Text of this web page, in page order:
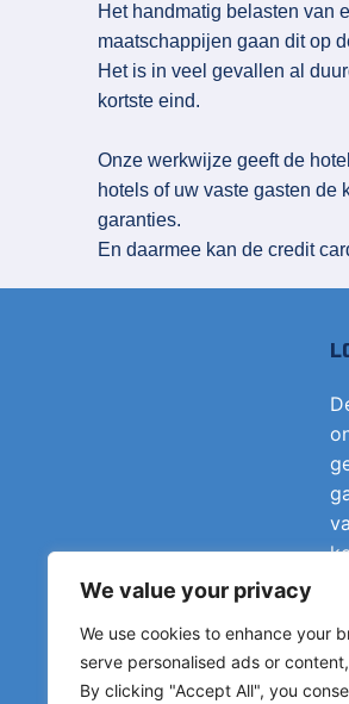
We value your privacy
We use cookies to enhance your
serve personalised ads or
By clicking "Accept All", you
Het handmatig belasten van
maatschappijen gaan dit op
Het is in veel gevallen al
kortste eind.
Onze werkwijze geeft de
hotels of uw vaste gasten de
garanties.
En daarmee kan de credit